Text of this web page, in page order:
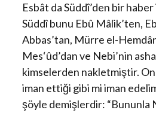
Esbât da Süddî’den bir
Süddî bunu Ebû Mâlik’ten,
Abbas’tan, Mürre el-
Mes‘ûd’dan ve Nebi’nin
kimselerden nakletmiştir.
iman ettiği gibi mi iman
şöyle demişlerdir: “Bununla